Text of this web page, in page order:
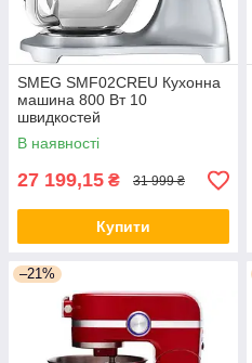
SMEG SMF02CREU Кухонна
машина 800 Вт 10
швидкостей
В наявності
27 199,15 ₴ 31 999 ₴
Купити
–21%